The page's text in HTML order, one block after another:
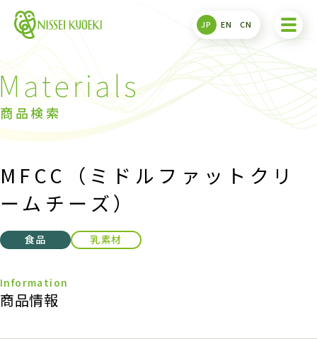
JP EN CN
商品検索
MFCC（ミドルファットクリ
ームチーズ）
食品 乳素材
商品情報